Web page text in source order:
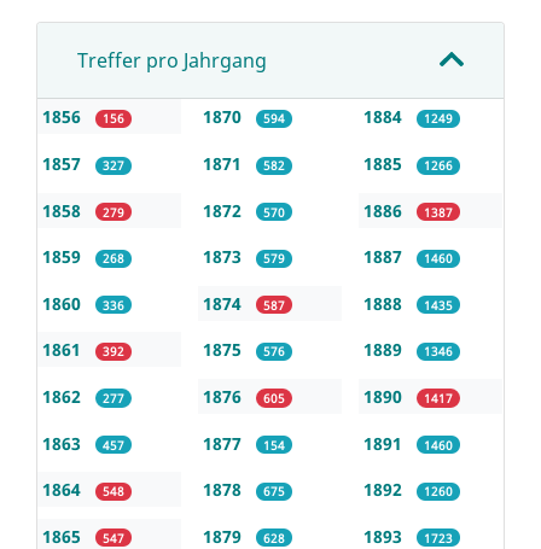
Treffer pro Jahrgang
1856 156
1857 327
1858 279
1859 268
1860 336
1861 392
1862 277
1863 457
1864 548
1865 547
1870 594
1871 582
1872 570
1873 579
1874 587
1875 576
1876 605
1877 154
1878 675
1879 628
1884 1249
1885 1266
1886 1387
1887 1460
1888 1435
1889 1346
1890 1417
1891 1460
1892 1260
1893 1723